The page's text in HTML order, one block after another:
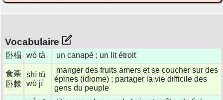
Vocabulaire
卧榻 wò tà un canapé ; un lit étroit
食荼
卧棘
shí tú
wò jí
manger des fruits amers et se coucher sur des
épines (idiome) ; partager la vie difficile des
gens du peuple